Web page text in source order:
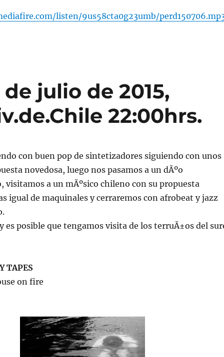
listen/9us58cta0g23umb/
julio de 2015,
22:00hrs.
con buen pop de sintetizadores siguiendo con unos
novedosa, luego nos pasamos a un dÃºo
visitamos a un mÃºsico chileno con su propuesta
igual de maquinales y cerraremos con afrobeat y jazz
es posible que tengamos visita de los terruÃ±os del
TAPES
on fire